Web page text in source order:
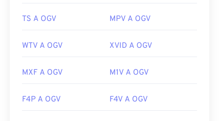
TS A OGV MPV A OGV
WTV A OGV XVID A OGV
MXF A OGV M1V A OGV
F4P A OGV F4V A OGV